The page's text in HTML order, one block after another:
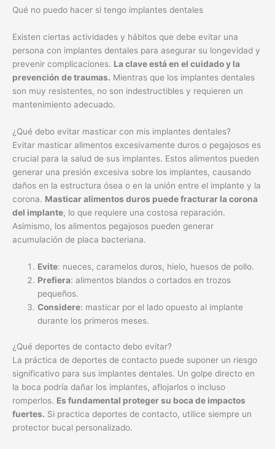
Qué no puedo hacer si tengo implantes dentales
Existen ciertas actividades y hábitos que debe evitar una
persona con implantes dentales para asegurar su longevidad y
prevenir complicaciones. La clave está en el cuidado y la
prevención de traumas. Mientras que los implantes dentales
son muy resistentes, no son indestructibles y requieren un
mantenimiento adecuado.
¿Qué debo evitar masticar con mis implantes dentales?
Evitar masticar alimentos excesivamente duros o pegajosos es
crucial para la salud de sus implantes. Estos alimentos pueden
generar una presión excesiva sobre los implantes, causando
daños en la estructura ósea o en la unión entre el implante y la
corona. Masticar alimentos duros puede fracturar la corona
del implante, lo que requiere una costosa reparación.
Asimismo, los alimentos pegajosos pueden generar
acumulación de placa bacteriana.
Evite: nueces, caramelos duros, hielo, huesos de pollo.
Prefiera: alimentos blandos o cortados en trozos
pequeños.
Considere: masticar por el lado opuesto al implante
durante los primeros meses.
¿Qué deportes de contacto debo evitar?
La práctica de deportes de contacto puede suponer un riesgo
significativo para sus implantes dentales. Un golpe directo en
la boca podría dañar los implantes, aflojarlos o incluso
romperlos. Es fundamental proteger su boca de impactos
fuertes. Si practica deportes de contacto, utilice siempre un
protector bucal personalizado.